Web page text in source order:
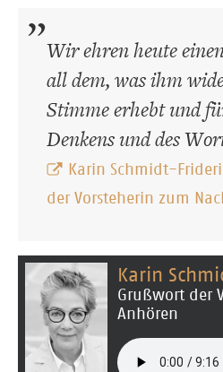
Wir ehren heute
all dem, was ihm
Stimme erhebt und
Denkens und des
Karin Schmidt-
der Vorsteherin zum
Karin
Grußwort der
Anhören